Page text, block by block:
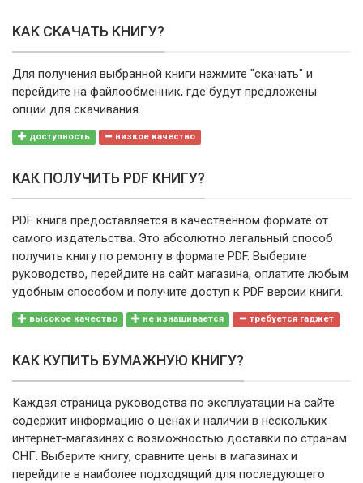
КАК СКАЧАТЬ КНИГУ?
Для получения выбранной книги нажмите "скачать" и
перейдите на файлообменник, где будут предложены
опции для скачивания.
доступность низкое качество
КАК ПОЛУЧИТЬ PDF КНИГУ?
PDF книга предоставляется в качественном формате от
самого издательства. Это абсолютно легальный способ
получить книгу по ремонту в формате PDF. Выберите
руководство, перейдите на сайт магазина, оплатите любым
удобным способом и получите доступ к PDF версии книги.
высокое качество не изнашивается требуется гаджет
КАК КУПИТЬ БУМАЖНУЮ КНИГУ?
Каждая страница руководства по эксплуатации на сайте
содержит информацию о ценах и наличии в нескольких
интернет-магазинах с возможностью доставки по странам
СНГ. Выберите книгу, сравните цены в магазинах и
перейдите в наиболее подходящий для последующего